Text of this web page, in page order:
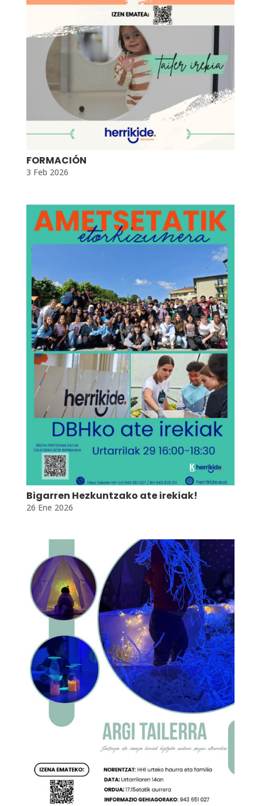
FORMACIÓN
3 Feb 2026
Bigarren Hezkuntzako ate irekiak!
26 Ene 2026